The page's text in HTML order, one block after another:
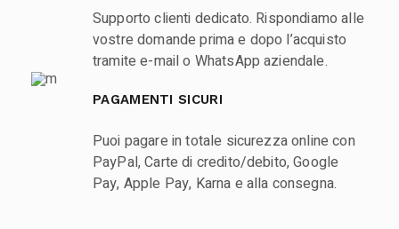
Supporto clienti dedicato. Rispondiamo alle
vostre domande prima e dopo l’acquisto
tramite e-mail o WhatsApp aziendale.
PAGAMENTI SICURI
Puoi pagare in totale sicurezza online con
PayPal, Carte di credito/debito, Google
Pay, Apple Pay, Karna e alla consegna.